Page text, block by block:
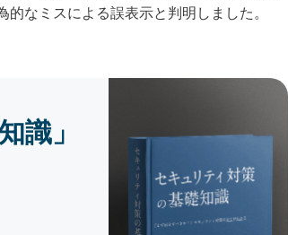
なミスによる誤表示と判明しました。
識」